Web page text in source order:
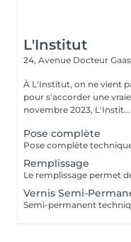
L'Institut
24, Avenue Docteur
À L'Institut, on ne vient
pour s'accorder une
novembre 2023, L'Instit...
Pose complète
Remplissage
Vernis Semi-